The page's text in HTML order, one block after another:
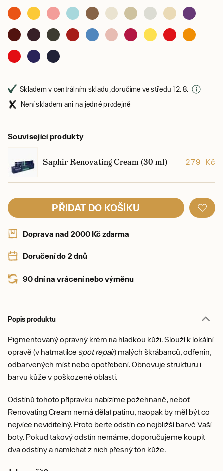
Skladem v centrálním skladu, doručíme ve středu 12. 8.
Není skladem ani na jedné prodejně
Související produkty
Saphir Renovating Cream (30 ml) 279 Kč
PŘIDAT DO KOŠÍKU
Doprava nad 2000 Kč zdarma
Doručení do 2 dnů
90 dní na vrácení nebo výměnu
Popis produktu
Pigmentovaný opravný krém na hladkou kůži. Slouží k lokální
opravě (v hatmatilce spot repair) malých škrábanců, odřenin,
odbarvených míst nebo opotřebení. Obnovuje strukturu i
barvu kůže v poškozené oblasti.
Odstínů tohoto přípravku nabízíme požehnaně, neboť
Renovating Cream nemá dělat patinu, naopak by měl být co
nejvíce neviditelný. Proto berte odstín co nejbližší barvě Vaší
boty. Pokud takový odstín nemáme, doporučujeme koupit
dva odstíny a namíchat z nich přesný tón kůže.